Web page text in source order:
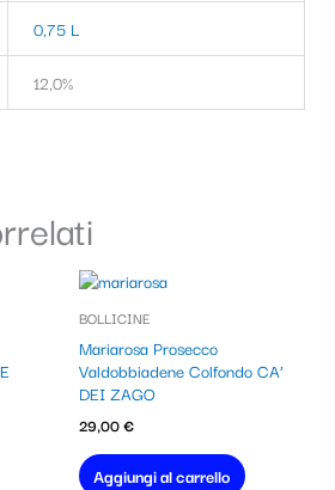
0,75 L
12,0%
BOLLICINE
Mariarosa Prosecco
Valdobbiadene Colfondo CA’
DEI ZAGO
29,00€
Aggiungi al carrello